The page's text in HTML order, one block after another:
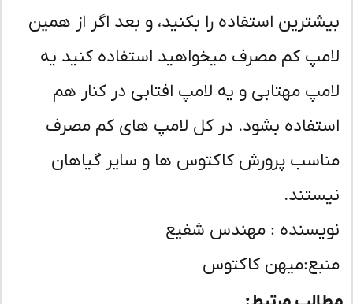
استفاده را بکنید، و بعد اگر از همین
کم مصرف میخواهید استفاده کنید یه
مهتابی و یه لامپ افتابی در کنار هم
بشود. در کل لامپ های کم مصرف
پرورش کاکتوس ها و سایر گیاهان
: مهندس شفیع
کاکتوس